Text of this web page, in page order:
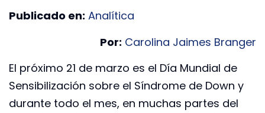
Publicado en: Analítica
Por: Carolina Jaimes Branger
El próximo 21 de marzo es el Día Mundial de
Sensibilización sobre el Síndrome de Down y
durante todo el mes, en muchas partes del